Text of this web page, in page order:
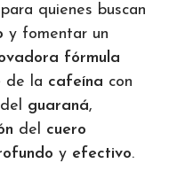
para quienes buscan
y fomentar un
fórmula
de la cafeína con
del guaraná,
del cuero
y efectivo.